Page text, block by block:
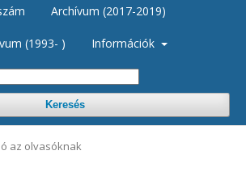
Archívum (2017-2019)
(1993- ) Információk
Keresés
az olvasóknak